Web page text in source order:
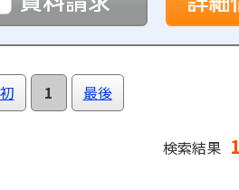
1 最後
検索結果 1